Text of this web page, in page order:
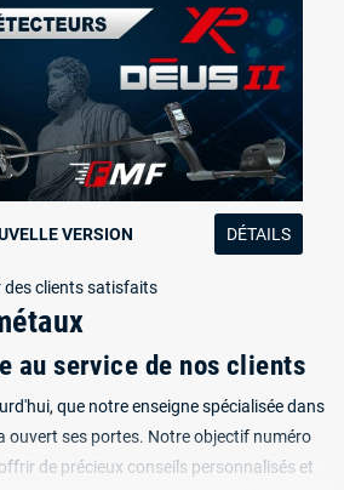
VERSION DÉTAILS
des clients satisfaits
au service de nos clients
que notre enseigne spécialisée dans
ouvert ses portes. Notre objectif numéro
de précieux conseils personnalisés et